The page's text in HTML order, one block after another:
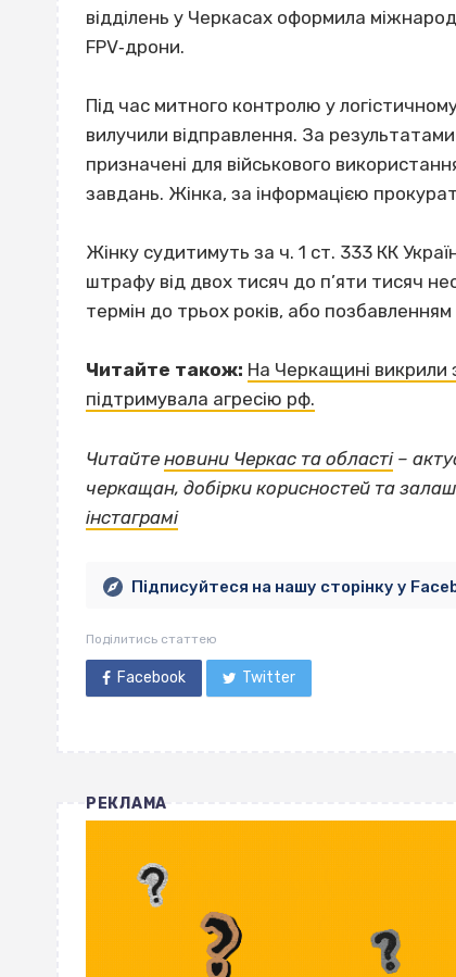
відділень у Черкасах оформила
FPV‐дрони.
Під час митного контролю у
вилучили відправлення. За
призначені для військового
завдань. Жінка, за інформацією
Жінку судитимуть за ч. 1 ст. 333 КК
штрафу від двох тисяч до п’яти тисяч
термін до трьох років, або
Читайте також: На Черкащині викрили
підтримувала агресію рф.
Читайте новини Черкас та області–
черкащан, добірки корисностей та
інстаграмі
Підписуйтеся на нашу сторінку у
Поділитись статтею
Facebook Twitter
РЕКЛАМА